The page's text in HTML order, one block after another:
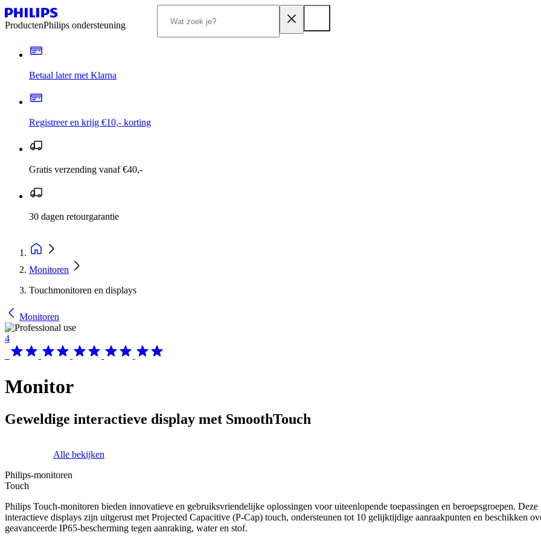
ProductenPhilips ondersteuning
Betaal later met Klarna
Registreer en krijg €10,- korting
Gratis verzending vanaf €40,-
30 dagen retourgarantie
Monitoren
Touchmonitoren en displays
Monitoren
4
Monitor
Geweldige interactieve display met SmoothTouch
Alle bekijken
Philips-monitoren
Touch
Philips Touch-monitoren bieden innovatieve en gebruiksvriendelijke oplossingen voor uiteenlopende toepassingen en beroepsgroepen. Deze
interactieve displays zijn uitgerust met Projected Capacitive (P-Cap) touch, ondersteunen tot 10 gelijktijdige aanraakpunten en beschikken
geavanceerde IP65-bescherming tegen aanraking, water en stof.